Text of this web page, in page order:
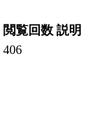
閲覧回数 説明
406